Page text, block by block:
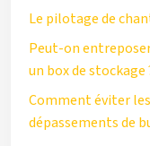
Le pilotage de
Peut-on
un box de stockage
Comment éviter
dépassements de